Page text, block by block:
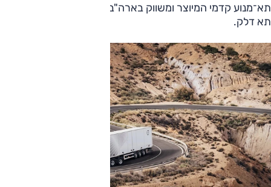
תא־מנוע קדמי המיוצר ומשווק בארה"ב; רכב מבחן של וולוו עם
תא דלק.